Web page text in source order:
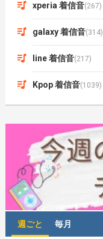
xperia 着信音(267)
galaxy 着信音(314)
line 着信音(217)
Kpop 着信音(1039)
週ごと 毎月